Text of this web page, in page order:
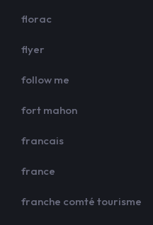
florac
flyer
follow me
fort mahon
francais
france
franche comté tourisme